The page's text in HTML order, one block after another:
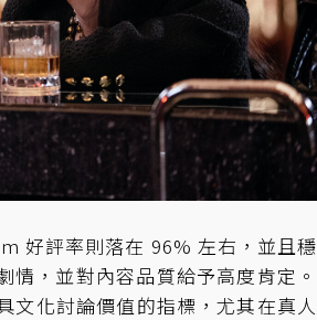
好評率則落在 96% 左右，並且穩
，並對內容品質給予高度肯定。
文化討論價值的指標，尤其在真人